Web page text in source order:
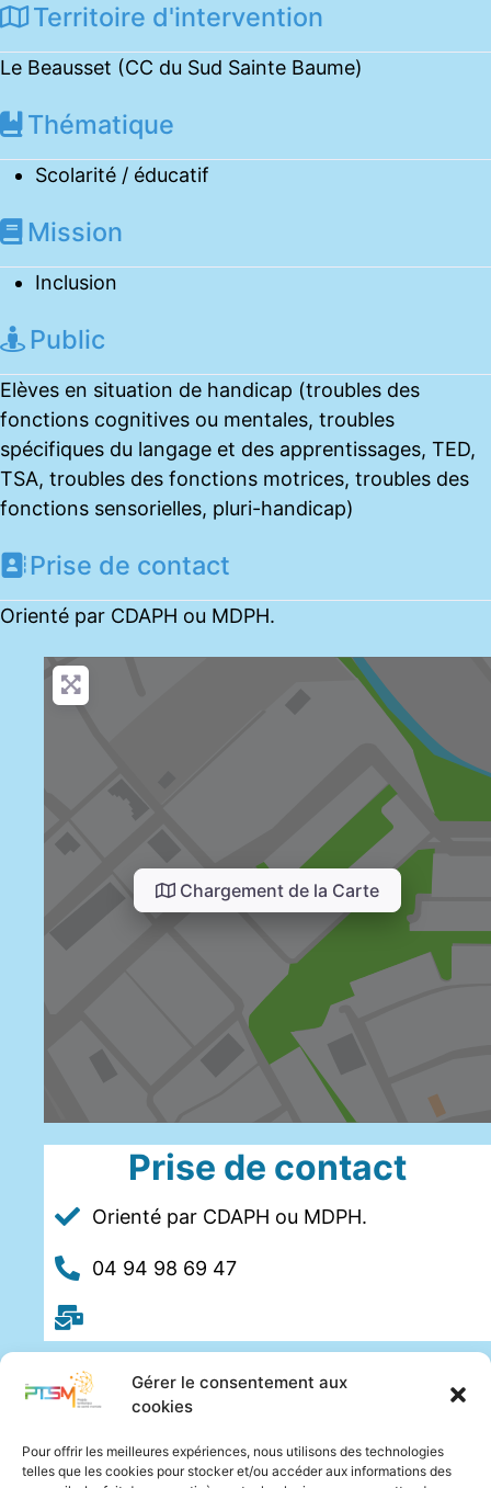
Gérer le consentement aux
cookies
Pour offrir les meilleures expériences, nous utilisons des technologies
telles que les cookies pour stocker et/ou accéder aux informations des
Territoire d'intervention
Le Beausset (CC du Sud Sainte Baume)
Thématique
Scolarité / éducatif
Mission
Inclusion
Public
Elèves en situation de handicap (troubles des
fonctions cognitives ou mentales, troubles
spécifiques du langage et des apprentissages, TED,
TSA, troubles des fonctions motrices, troubles des
fonctions sensorielles, pluri-handicap)
Prise de contact
Orienté par CDAPH ou MDPH.
Chargement de la Carte
Prise de contact
Orienté par CDAPH ou MDPH.
04 94 98 69 47